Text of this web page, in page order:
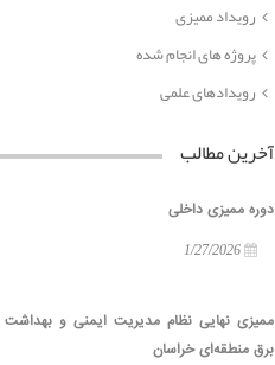
رویداد ممیزی
پروژه های انجام شده
رویدادهای علمی
آخرین مطالب
دوره ممیزی داخلی
ممیزی نهایی نظام مدیریت ایمنی و
برق منطقه‌ای خراسان